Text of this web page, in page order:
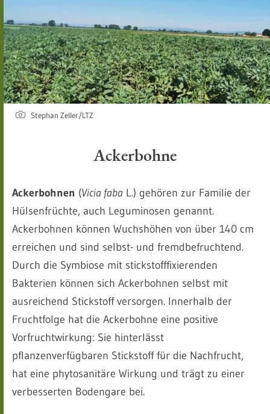
Stephan Zeller/LTZ
Ackerbohne
Ackerbohnen (Vicia faba L.) gehören zur Familie der
Hülsenfrüchte, auch Leguminosen genannt.
Ackerbohnen können Wuchshöhen von über 140 cm
erreichen und sind selbst- und fremdbefruchtend.
Durch die Symbiose mit stickstofffixierenden
Bakterien können sich Ackerbohnen selbst mit
ausreichend Stickstoff versorgen. Innerhalb der
Fruchtfolge hat die Ackerbohne eine positive
Vorfruchtwirkung: Sie hinterlässt
pflanzenverfügbaren Stickstoff für die Nachfrucht,
hat eine phytosanitäre Wirkung und trägt zu einer
verbesserten Bodengare bei.